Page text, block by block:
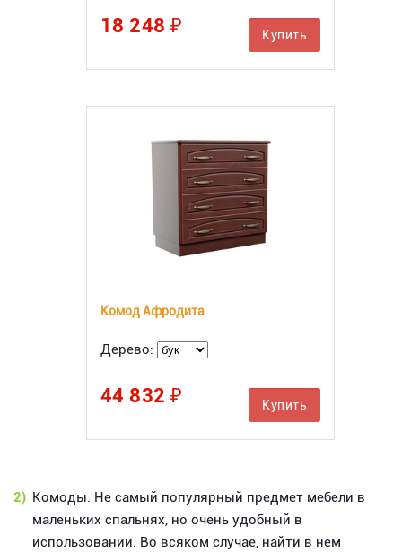
18 248 ₽ Купить
Комод Афродита
Дерево:
44 832 ₽ Купить
2) Комоды. Не самый популярный предмет мебели в
маленьких спальнях, но очень удобный в
использовании. Во всяком случае, найти в нем